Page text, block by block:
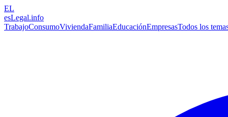
EL
esLegal.info
TrabajoConsumoViviendaFamiliaEducaciónEmpresasTodos los